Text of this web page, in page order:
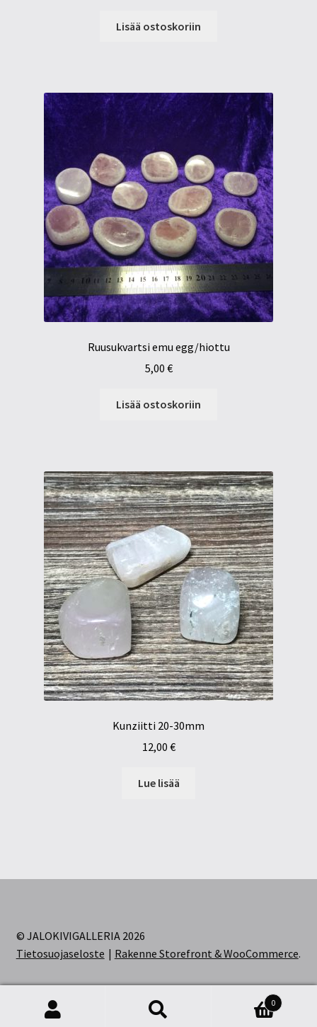
Lisää ostoskoriin
Ruusukvartsi emu egg/hiottu
5,00 €
Lisää ostoskoriin
Kunziitti 20-30mm
12,00 €
Lue lisää
© JALOKIVIGALLERIA 2026
Tietosuojaseloste
Rakenne Storefront & WooCommerce.
0